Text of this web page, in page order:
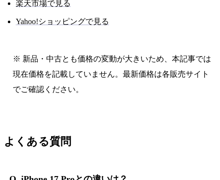
楽天市場で見る
Yahoo!ショッピングで見る
※ 新品・中古とも価格の変動が大きいため、本記事では
現在価格を記載していません。最新価格は各販売サイト
でご確認ください。
よくある質問